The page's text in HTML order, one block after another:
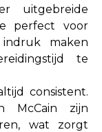
uitgebreide
perfect voor
maken
te
consistent.
McCain zijn
wat zorgt